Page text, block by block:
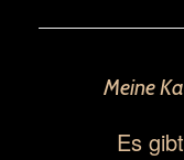
Meine
Es